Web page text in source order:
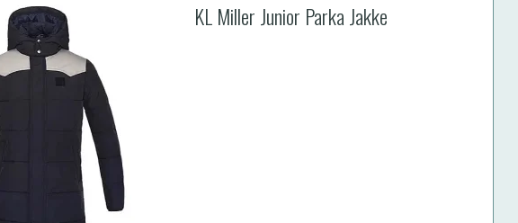
KL Miller Junior Parka Jakke